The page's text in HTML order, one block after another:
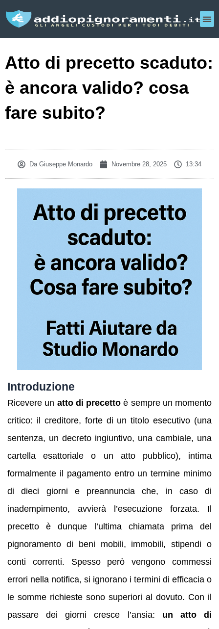
Atto di precetto scaduto:
è ancora valido? cosa
fare subito?
DaGiuseppe Monardo Novembre 28, 2025 13:34
Introduzione
Ricevere un atto di precetto è sempre un momento
critico: il creditore, forte di un titolo esecutivo (una
sentenza, un decreto ingiuntivo, una cambiale, una
cartella esattoriale o un atto pubblico), intima
formalmente il pagamento entro un termine minimo
di dieci giorni e preannuncia che, in caso di
inadempimento, avvierà l’esecuzione forzata. Il
precetto è dunque l’ultima chiamata prima del
pignoramento di beni mobili, immobili, stipendi o
conti correnti. Spesso però vengono commessi
errori nella notifica, si ignorano i termini di efficacia o
le somme richieste sono superiori al dovuto. Con il
passare dei giorni cresce l’ansia: un atto di